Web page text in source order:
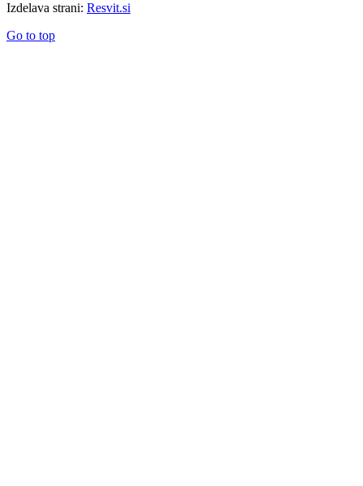
Izdelava strani: Resvit.si
Go to top